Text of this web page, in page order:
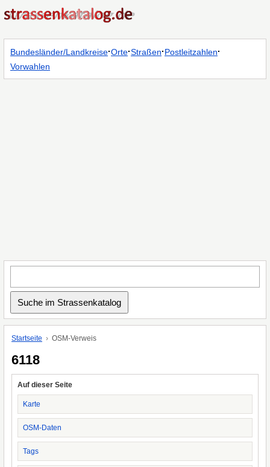
Bundesländer/Landkreise·Orte·Straßen·Postleitzahlen·
Vorwahlen
Startseite OSM-Verweis
6118
Auf dieser Seite
Karte
OSM-Daten
Tags